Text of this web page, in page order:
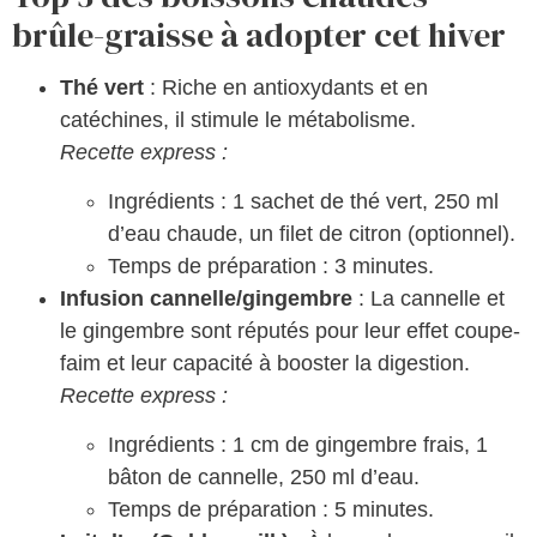
brûle-graisse à adopter cet hiver
Thé vert : Riche en antioxydants et en
catéchines, il stimule le métabolisme.
Recette express :
Ingrédients : 1 sachet de thé vert, 250 ml
d’eau chaude, un filet de citron (optionnel).
Temps de préparation : 3 minutes.
Infusion cannelle/gingembre : La cannelle et
le gingembre sont réputés pour leur effet coupe-
faim et leur capacité à booster la digestion.
Recette express :
Ingrédients : 1 cm de gingembre frais, 1
bâton de cannelle, 250 ml d’eau.
Temps de préparation : 5 minutes.